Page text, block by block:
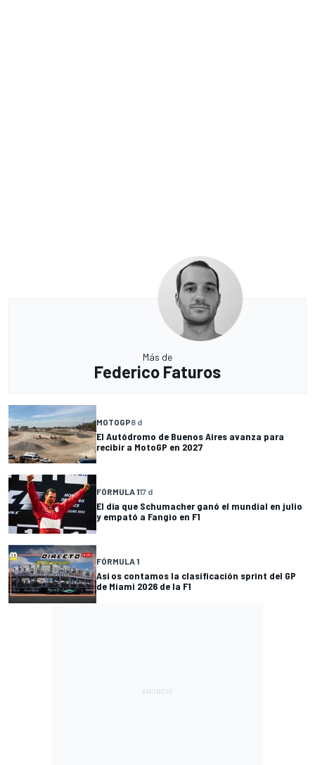
Más de
Federico Faturos
MOTOGP8 d
El Autódromo de Buenos Aires avanza para
recibir a MotoGP en 2027
FÓRMULA 117 d
El día que Schumacher ganó el mundial en julio
y empató a Fangio en F1
FÓRMULA 1
Así os contamos la clasificación sprint del GP
de Miami 2026 de la F1